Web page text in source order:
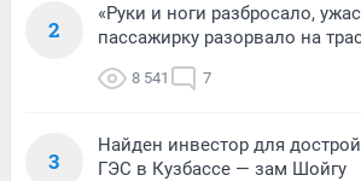
2
«Руки и ноги разбросало,
пассажирку разорвало на
8 541 7
3
Найден инвестор для
ГЭС в Кузбассе — зам Шойгу